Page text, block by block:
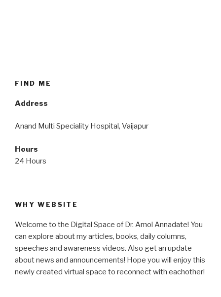
FIND ME
Address
Anand Multi Speciality Hospital, Vaijapur
Hours
24 Hours
WHY WEBSITE
Welcome to the Digital Space of Dr. Amol Annadate! You
can explore about my articles, books, daily columns,
speeches and awareness videos. Also get an update
about news and announcements! Hope you will enjoy this
newly created virtual space to reconnect with eachother!